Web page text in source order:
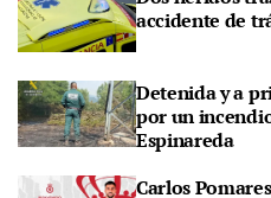
accidente de
Detenida y a
por un
Espinareda
Carlos